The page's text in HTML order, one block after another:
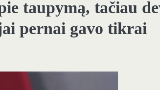
taupymą, tačiau
pernai gavo tikrai